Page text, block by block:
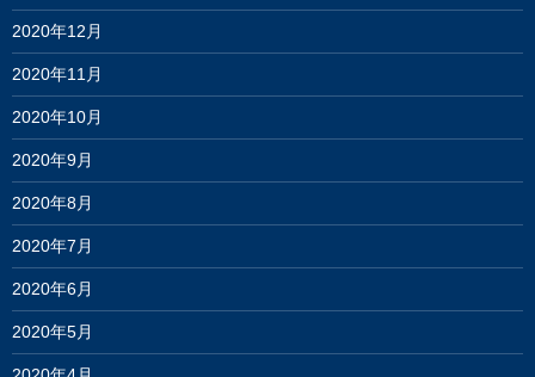
2020年12月
2020年11月
2020年10月
2020年9月
2020年8月
2020年7月
2020年6月
2020年5月